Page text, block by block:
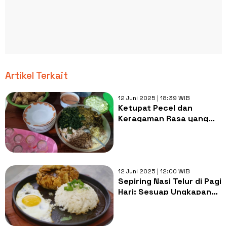
Artikel Terkait
12 Juni 2025 | 18:39 WIB
Ketupat Pecel dan
Keragaman Rasa yang
12 Juni 2025 | 12:00 WIB
Sepiring Nasi Telur di Pagi
Hari: Sesuap Ungkapan